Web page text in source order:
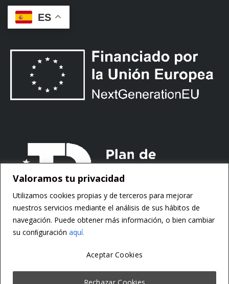
Valoramos tu privacidad
Utilizamos cookies propias y de terceros para mejorar
nuestros servicios mediante el análisis de sus hábitos de
navegación. Puede obtener más información, o bien cambiar
su conﬁguración aquí.
Rechazar Cookies
Aceptar Cookies
ES